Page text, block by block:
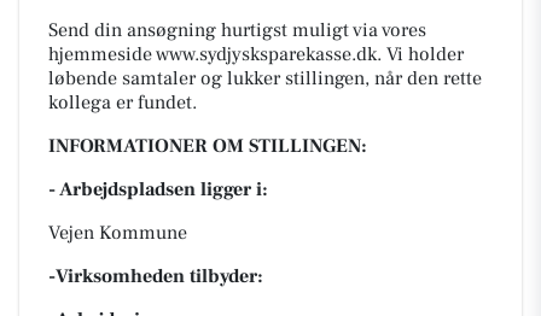
Send din ansøgning hurtigst muligt via vores
hjemmeside www.sydjysksparekasse.dk. Vi holder
løbende samtaler og lukker stillingen, når den rette
kollega er fundet.
INFORMATIONER OM STILLINGEN:
- Arbejdspladsen ligger i:
Vejen Kommune
-Virksomheden tilbyder: